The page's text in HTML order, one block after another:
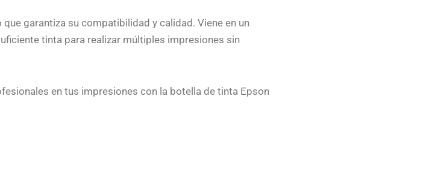
garantiza su compatibilidad y calidad. Viene en un
tinta para realizar múltiples impresiones sin
en tus impresiones con la botella de tinta Epson